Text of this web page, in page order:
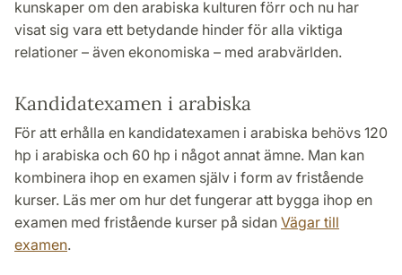
kunskaper om den arabiska kulturen förr och nu har
visat sig vara ett betydande hinder för alla viktiga
relationer – även ekonomiska – med arabvärlden.
Kandidatexamen i arabiska
För att erhålla en kandidatexamen i arabiska behövs 120
hp i arabiska och 60 hp i något annat ämne. Man kan
kombinera ihop en examen själv i form av fristående
kurser. Läs mer om hur det fungerar att bygga ihop en
examen med fristående kurser på sidan Vägar till
examen.